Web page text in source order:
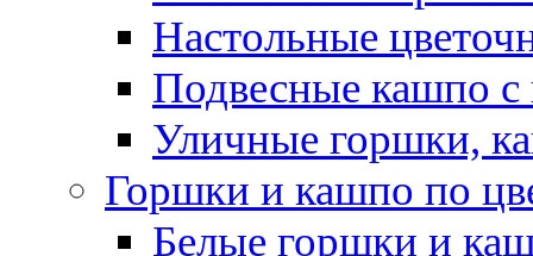
Настольные
Подвесные кашпо с
Уличные горшки,
Горшки и кашпо по
Белые горшки и